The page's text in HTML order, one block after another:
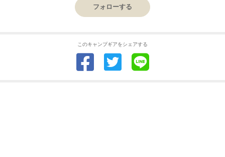
フォローする
このキャンプギアをシェアする